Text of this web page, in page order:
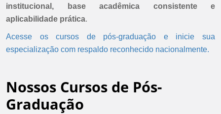
institucional, base acadêmica consistente e
aplicabilidade prática.
Acesse os cursos de pós-graduação e inicie sua
especialização com respaldo reconhecido nacionalmente.
Nossos Cursos de Pós-
Graduação